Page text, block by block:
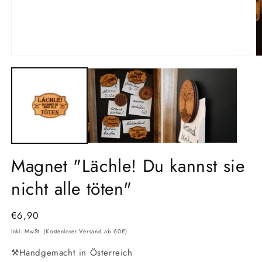
1
Magnet "Lächle! Du kannst sie
nicht alle töten"
Normaler
Preis
€6,90
Inkl. MwSt. (Kostenloser Versand ab 60€)
⚒️Handgemacht in Österreich